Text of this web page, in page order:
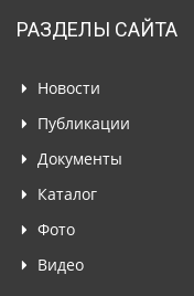
РАЗДЕЛЫ САЙТА
Новости
Публикации
Документы
Каталог
Фото
Видео